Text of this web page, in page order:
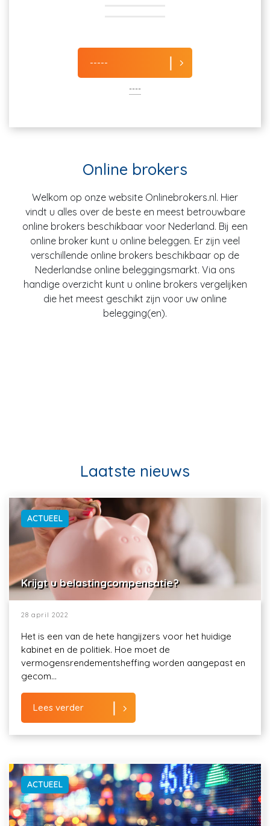
-----
----
Online brokers
Welkom op onze website Onlinebrokers.nl. Hier
vindt u alles over de beste en meest betrouwbare
online brokers beschikbaar voor Nederland. Bij een
online broker kunt u online beleggen. Er zijn veel
verschillende online brokers beschikbaar op de
Nederlandse online beleggingsmarkt. Via ons
handige overzicht kunt u online brokers vergelijken
die het meest geschikt zijn voor uw online
belegging(en).
Laatste nieuws
ACTUEEL
Krijgt u belastingcompensatie?
28 april 2022
Het is een van de hete hangijzers voor het huidige
kabinet en de politiek. Hoe moet de
vermogensrendementsheffing worden aangepast en
gecom...
Lees verder
ACTUEEL